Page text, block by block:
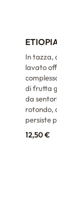
In tazza,
lavato
di frutta
da
rotondo,
persiste
12,50€